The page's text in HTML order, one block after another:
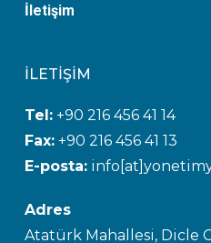
İletişim
İLETİŞİM
Tel: +90 216 456 41 14
Fax:+90 216 456 41 13
E-posta:
Adres
Atatürk Mahallesi, Dicle